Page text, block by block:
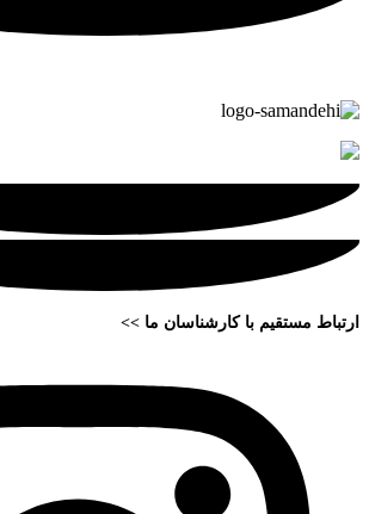
ارتباط مستقیم با کارشناسان ما >>